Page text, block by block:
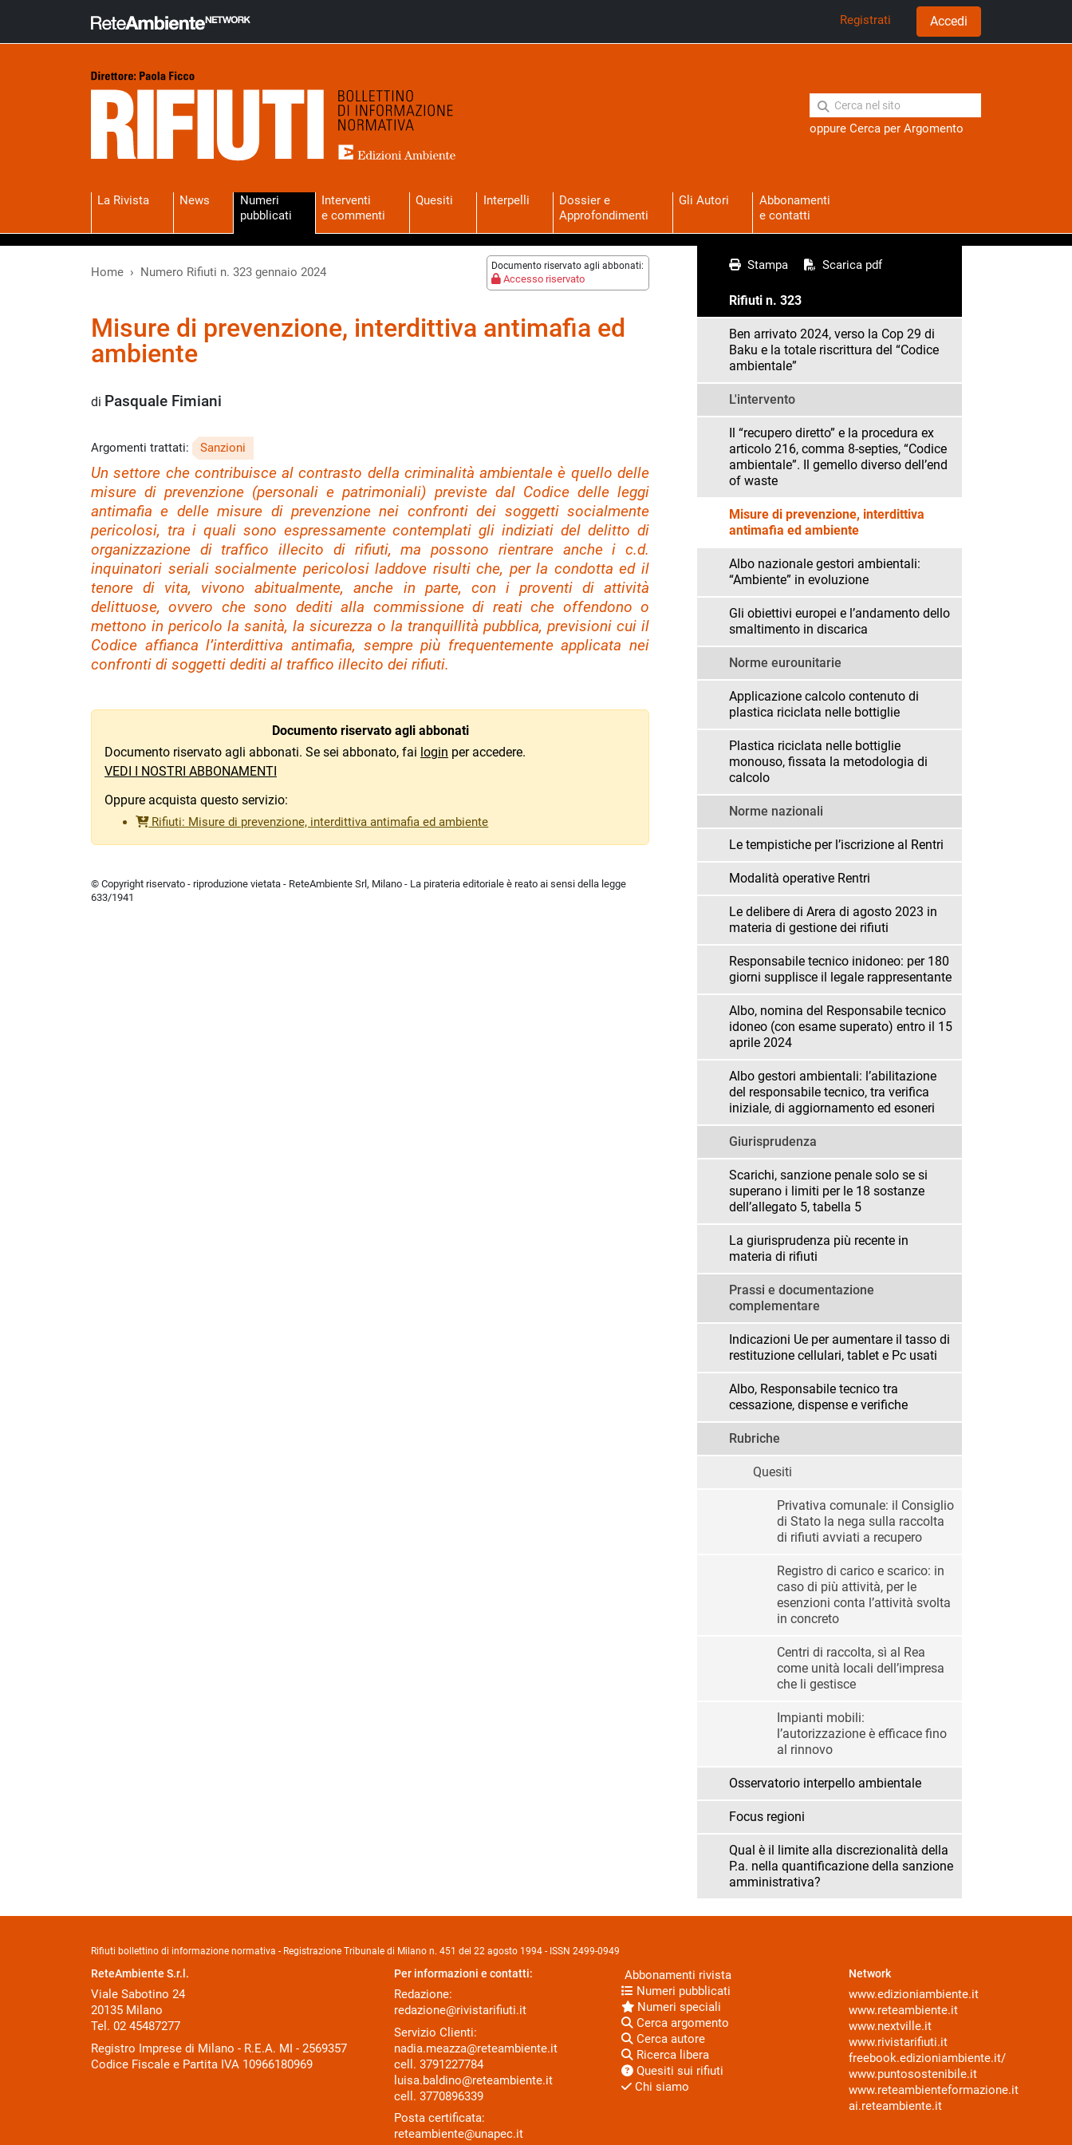
Registrati Accedi
oppure Cerca per Argomento
La Rivista News
Numeri
pubblicati
Interventi
e commenti
Quesiti Interpelli
Dossier e
Approfondimenti
Gli Autori
Abbonamenti
e contatti
Documento riservato agli abbonati:
Accesso riservato
Home Numero Rifiuti n. 323 gennaio 2024
Misure di prevenzione, interdittiva antimafia ed
ambiente
di Pasquale Fimiani
Argomenti trattati: Sanzioni
Un settore che contribuisce al contrasto della criminalità ambientale è quello delle
misure di prevenzione (personali e patrimoniali) previste dal Codice delle leggi
antimafia e delle misure di prevenzione nei confronti dei soggetti socialmente
pericolosi, tra i quali sono espressamente contemplati gli indiziati del delitto di
organizzazione di traffico illecito di rifiuti, ma possono rientrare anche i c.d.
inquinatori seriali socialmente pericolosi laddove risulti che, per la condotta ed il
tenore di vita, vivono abitualmente, anche in parte, con i proventi di attività
delittuose, ovvero che sono dediti alla commissione di reati che offendono o
mettono in pericolo la sanità, la sicurezza o la tranquillità pubblica, previsioni cui il
Codice affianca l’interdittiva antimafia, sempre più frequentemente applicata nei
confronti di soggetti dediti al traffico illecito dei rifiuti.
Documento riservato agli abbonati
Documento riservato agli abbonati. Se sei abbonato, fai login per accedere.
VEDI I NOSTRI ABBONAMENTI
Oppure acquista questo servizio:
Rifiuti: Misure di prevenzione, interdittiva antimafia ed ambiente
© Copyright riservato - riproduzione vietata - ReteAmbiente Srl, Milano - La pirateria editoriale è reato ai sensi della legge
633/1941
Stampa Scarica pdf
Rifiuti n. 323
Ben arrivato 2024, verso la Cop 29 di
Baku e la totale riscrittura del “Codice
ambientale”
L'intervento
Il “recupero diretto” e la procedura ex
articolo 216, comma 8-septies, “Codice
ambientale”. Il gemello diverso dell’end
of waste
Misure di prevenzione, interdittiva
antimafia ed ambiente
Albo nazionale gestori ambientali:
“Ambiente” in evoluzione
Gli obiettivi europei e l’andamento dello
smaltimento in discarica
Norme eurounitarie
Applicazione calcolo contenuto di
plastica riciclata nelle bottiglie
Plastica riciclata nelle bottiglie
monouso, fissata la metodologia di
calcolo
Norme nazionali
Le tempistiche per l’iscrizione al Rentri
Modalità operative Rentri
Le delibere di Arera di agosto 2023 in
materia di gestione dei rifiuti
Responsabile tecnico inidoneo: per 180
giorni supplisce il legale rappresentante
Albo, nomina del Responsabile tecnico
idoneo (con esame superato) entro il 15
aprile 2024
Albo gestori ambientali: l’abilitazione
del responsabile tecnico, tra verifica
iniziale, di aggiornamento ed esoneri
Giurisprudenza
Scarichi, sanzione penale solo se si
superano i limiti per le 18 sostanze
dell’allegato 5, tabella 5
La giurisprudenza più recente in
materia di rifiuti
Prassi e documentazione
complementare
Indicazioni Ue per aumentare il tasso di
restituzione cellulari, tablet e Pc usati
Albo, Responsabile tecnico tra
cessazione, dispense e verifiche
Rubriche
Quesiti
Privativa comunale: il Consiglio
di Stato la nega sulla raccolta
di rifiuti avviati a recupero
Registro di carico e scarico: in
caso di più attività, per le
esenzioni conta l’attività svolta
in concreto
Centri di raccolta, sì al Rea
come unità locali dell’impresa
che li gestisce
Impianti mobili:
l’autorizzazione è efficace fino
al rinnovo
Osservatorio interpello ambientale
Focus regioni
Qual è il limite alla discrezionalità della
P.a. nella quantificazione della sanzione
amministrativa?
Rifiuti bollettino di informazione normativa - Registrazione Tribunale di Milano n. 451 del 22 agosto 1994 - ISSN 2499-0949
ReteAmbiente S.r.l.
Viale Sabotino 24
20135 Milano
Tel. 02 45487277
Registro Imprese di Milano - R.E.A. MI - 2569357
Codice Fiscale e Partita IVA 10966180969
Per informazioni e contatti:
Redazione:
redazione@rivistarifiuti.it
Servizio Clienti:
nadia.meazza@reteambiente.it
cell. 3791227784
luisa.baldino@reteambiente.it
cell. 3770896339
Posta certificata:
reteambiente@unapec.it
Abbonamenti rivista
Numeri pubblicati
Numeri speciali
Cerca argomento
Cerca autore
Ricerca libera
Quesiti sui rifiuti
Chi siamo
Network
www.edizioniambiente.it
www.reteambiente.it
www.nextville.it
www.rivistarifiuti.it
freebook.edizioniambiente.it/
www.puntosostenibile.it
www.reteambienteformazione.it
ai.reteambiente.it